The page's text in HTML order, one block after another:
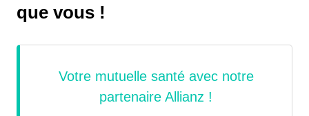
que vous !